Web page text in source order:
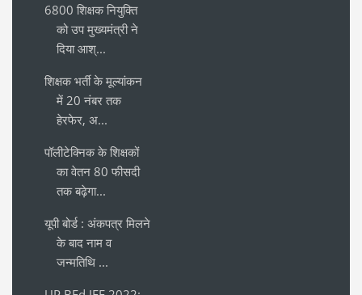
6800 शिक्षक नियुक्ति
को उप मुख्यमंत्री ने
दिया आश्...
शिक्षक भर्ती के मूल्यांकन
में 20 नंबर तक
हेरफेर, अ...
पॉलीटेक्निक के शिक्षकों
का वेतन 80 फीसदी
तक बढ़ेगा...
यूपी बोर्ड : अंकपत्र मिलने
के बाद नाम व
जन्मतिथि ...